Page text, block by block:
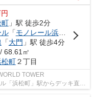
円
町」駅 徒歩2分
ル「モノレール浜松町
」駅
「大門 」駅 徒歩4分
68.61㎡
松町２丁目
TOWER
「浜松町」駅からデッキ直通
スまでアクセス可能です...